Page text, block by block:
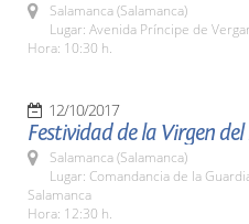
Salamanca (Salamanca)
Lugar: Avenida Príncipe de
Hora: 10:30 h.
12/10/2017
Festividad de la Virgen
Salamanca (Salamanca)
Lugar: Comandancia de la
Salamanca
Hora: 12:30 h.